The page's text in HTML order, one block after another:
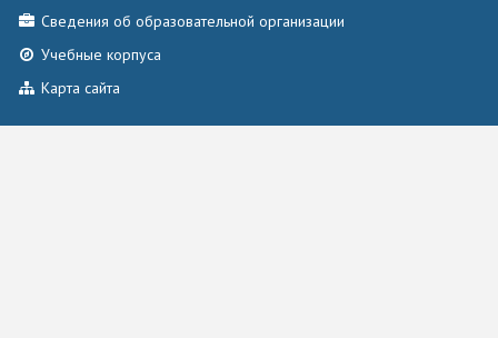
Сведения об образовательной организации
Учебные корпуса
Карта сайта